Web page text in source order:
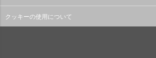
クッキーの使用について